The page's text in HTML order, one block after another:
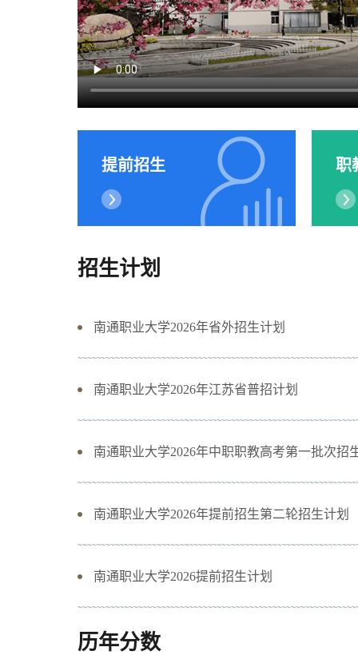
提前招生 职
招生计划
南通职业大学2026年省外招生计划
南通职业大学2026年江苏省普招计划
南通职业大学2026年中职职教高考第一批次招
南通职业大学2026年提前招生第二轮招生计划
南通职业大学2026提前招生计划
历年分数